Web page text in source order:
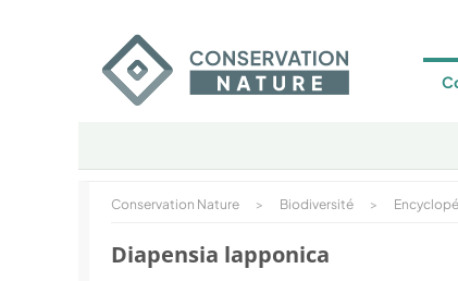
Conservation Nature > Biodiversité >
Diapensia lapponica